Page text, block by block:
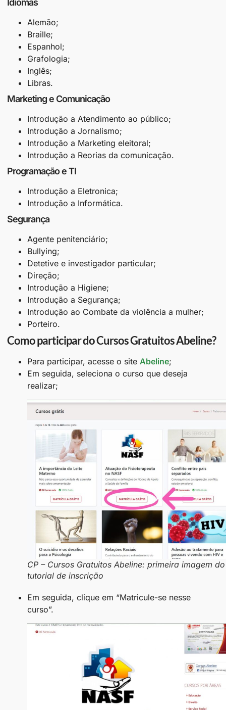
Idiomas
Alemão;
Braille;
Espanhol;
Grafologia;
Inglês;
Libras.
Marketing e Comunicação
Introdução a Atendimento ao público;
Introdução a Jornalismo;
Introdução a Marketing eleitoral;
Introdução a Reorias da comunicação.
Programação e TI
Introdução a Eletronica;
Introdução a Informática.
Segurança
Agente penitenciário;
Bullying;
Detetive e investigador particular;
Direção;
Introdução a Higiene;
Introdução a Segurança;
Introdução ao Combate da violência a mulher;
Porteiro.
Como participar do Cursos Gratuitos Abeline?
Para participar, acesse o site Abeline;
Em seguida, seleciona o curso que deseja
realizar;
CP – Cursos Gratuitos Abeline: primeira imagem do
tutorial de inscrição
Em seguida, clique em “Matricule-se nesse
curso”.